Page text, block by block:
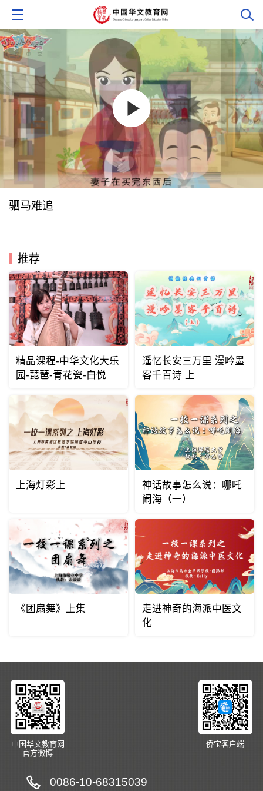
驷马难追
推荐
精品课程-中华文化大乐
园-琵琶-青花瓷-白悦
遥忆长安三万里 漫吟墨
客千百诗 上
上海灯彩上
神话故事怎么说：哪吒
闹海（一）
《团扇舞》上集
走进神奇的海派中医文
化
中国华文教育网
官方微博
侨宝客户端
0086-10-68315039